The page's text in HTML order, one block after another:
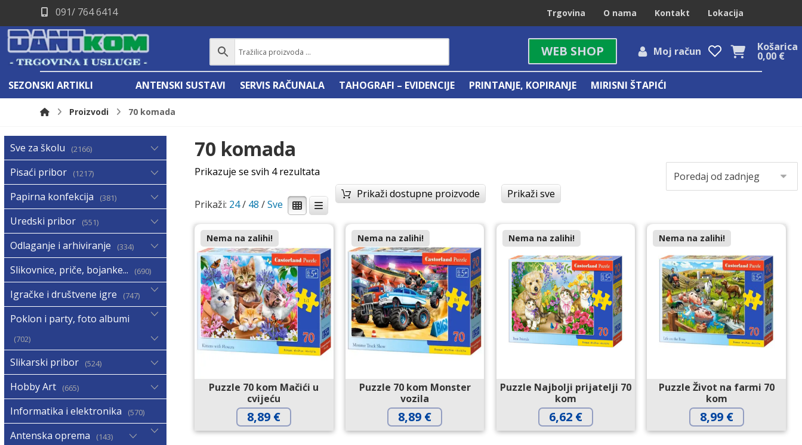
091/ 764 6414 Trgovina O nama Kontakt Lokacija
Košarica
0,00 €
Moj račun
WEB SHOP
SEZONSKI ARTIKLI ANTENSKI SUSTAVI SERVIS RAČUNALA TAHOGRAFI – EVIDENCIJE PRINTANJE, KOPIRANJE MIRISNI ŠTAPIĆI
Proizvodi 70 komada
70 komada
Prikaži dostupne proizvode Prikaži sve
Prikazuje se svih 4 rezultata
Prikaži: 24/ 48 /
Nema na zalihi!
Puzzle 70 kom Mačići u
cvijeću
8,89 €
Nema na zalihi!
Puzzle 70 kom Monster
vozila
8,89 €
Nema na zalihi!
Puzzle Najbolji prijatelji 70
kom
6,62 €
Nema na zalihi!
Puzzle Život na farmi 70
kom
8,99 €
Sve za školu 2166
Pisaći pribor 1217
Papirna konfekcija 381
Uredski pribor 551
Odlaganje i arhiviranje 334
Slikovnice, priče, bojanke... 690
Igračke i društvene igre 747
Poklon i party, foto albumi
702
Slikarski pribor 524
Hobby Art 665
Informatika i elektronika 570
Antenska oprema 143